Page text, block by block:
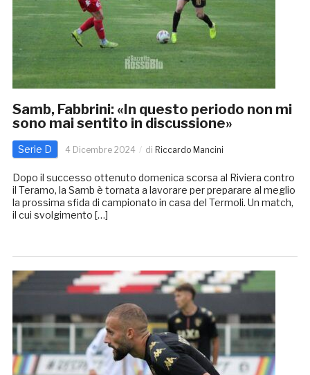
Samb, Fabbrini: «In questo periodo non mi
sono mai sentito in discussione»
Serie D 4 Dicembre 2024 di Riccardo Mancini
Dopo il successo ottenuto domenica scorsa al Riviera contro
il Teramo, la Samb è tornata a lavorare per preparare al meglio
la prossima sfida di campionato in casa del Termoli. Un match,
il cui svolgimento […]